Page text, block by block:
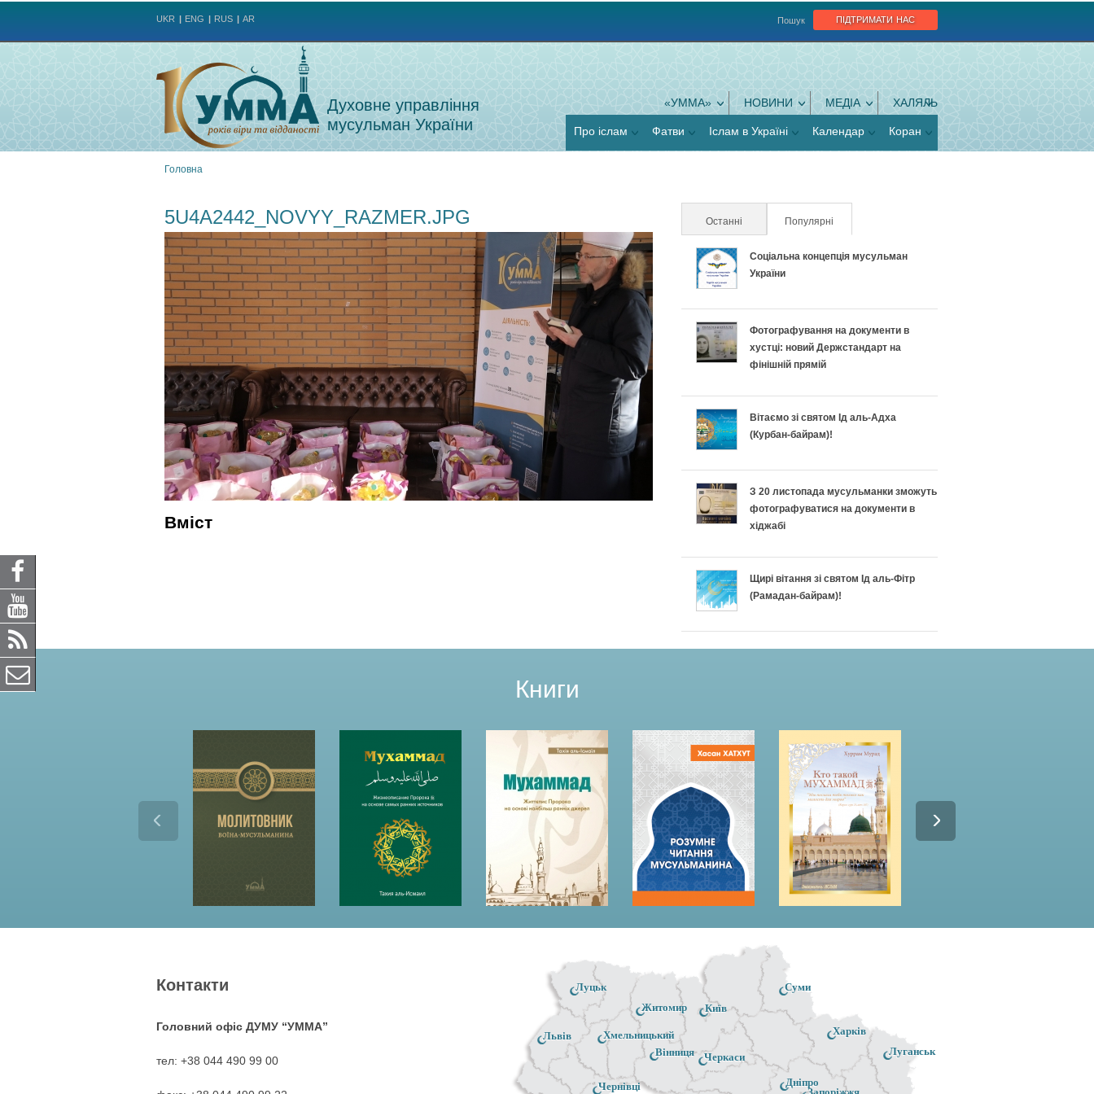
підтримати нас
Пошук
UKR ENG RUS AR
Духовне управління
мусульман України
«УММА» НОВИНИ МЕДІА ХАЛЯЛЬ
Про іслам Фатви Іслам в Україні Календар Коран
є
тут
Головна
5U4A2442_NOVYY_RAZMER.JPG
Вміст
Останні Популярні
Соціальна концепція мусульман
України
Фотографування на документи в
хустці: новий Держстандарт на
фінішній прямій
Вітаємо зі святом Ід аль-Адха
(Курбан-байрам)!
З 20 листопада мусульманки зможуть
фотографуватися на документи в
хіджабі
Щирі вітання зі святом Ід аль-Фітр
(Рамадан-байрам)!
Книги
Житомир
Черкаси
Чернівці
Київ
Луганськ
Хмельницький
Луцьк
Дніпро
Суми
Вінниця
Львів Харків
Контакти
Головний офіс ДУМУ “УММА”
тел: +38 044 490 99 00